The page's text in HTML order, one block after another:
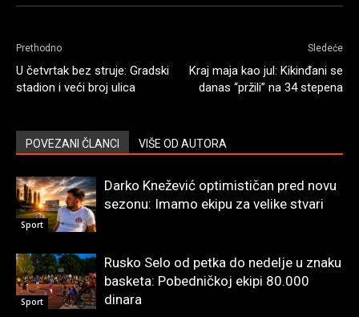
Prethodno
U četvrtak bez struje: Gradski
stadion i veći broj ulica
Sledeće
Kraj maja kao jul: Kikinđani se
danas “pržili” na 34 stepena
POVEZANI ČLANCI VIŠE OD AUTORA
Sport
Darko Knežević optimističan pred novu
sezonu: Imamo ekipu za velike stvari
Sport
Rusko Selo od petka do nedelje u znaku
basketa: Pobedničkoj ekipi 80.000
dinara